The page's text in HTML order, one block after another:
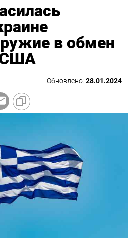
в обмен
США
Обновлено: 28.01.2024